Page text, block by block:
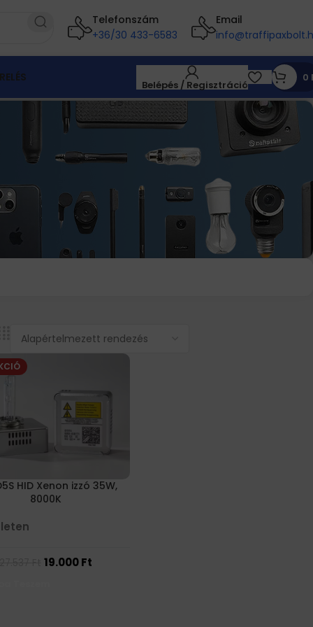
Telefonszám
+36/30 433-6583
Email
Belépés / Regisztráció
0
HID Xenon izzó 35W,
8000K
19.000Ft